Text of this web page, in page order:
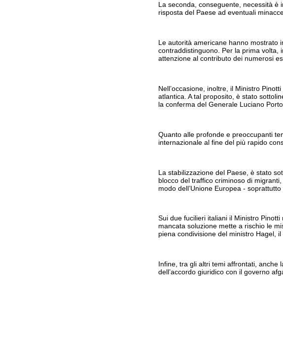
La seconda, conseguente, necessità
risposta del Paese ad eventuali
Le autorità americane hanno mostrato
contraddistinguono. Per la prima volta,
attenzione al contributo dei numerosi
Nell’occasione, inoltre, il Ministro
atlantica. A tal proposito, è stato
la conferma del Generale Luciano
Quanto alle profonde e preoccupanti
internazionale al fine del più rapido
La stabilizzazione del Paese, è stato
blocco del traffico criminoso di
modo dell’Unione Europea -
Sui due fucilieri italiani il Ministro
mancata soluzione mette a rischio le
piena condivisione del ministro Hagel,
Infine, tra gli altri temi affrontati, anche
dell’accordo giuridico con il governo